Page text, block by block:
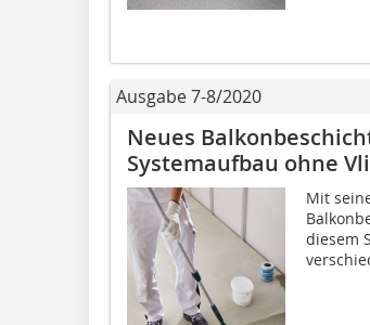
Ausgabe 7-8/2020
Neues
Systemaufbau ohne
Mit
diesem